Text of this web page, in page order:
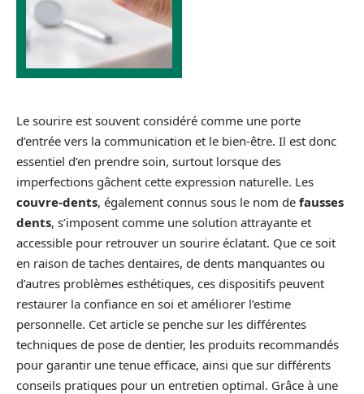
Le sourire est souvent considéré comme une porte
d’entrée vers la communication et le bien-être. Il est donc
essentiel d’en prendre soin, surtout lorsque des
imperfections gâchent cette expression naturelle. Les
couvre-dents, également connus sous le nom de fausses
dents, s’imposent comme une solution attrayante et
accessible pour retrouver un sourire éclatant. Que ce soit
en raison de taches dentaires, de dents manquantes ou
d’autres problèmes esthétiques, ces dispositifs peuvent
restaurer la confiance en soi et améliorer l’estime
personnelle. Cet article se penche sur les différentes
techniques de pose de dentier, les produits recommandés
pour garantir une tenue efficace, ainsi que sur différents
conseils pratiques pour un entretien optimal. Grâce à une